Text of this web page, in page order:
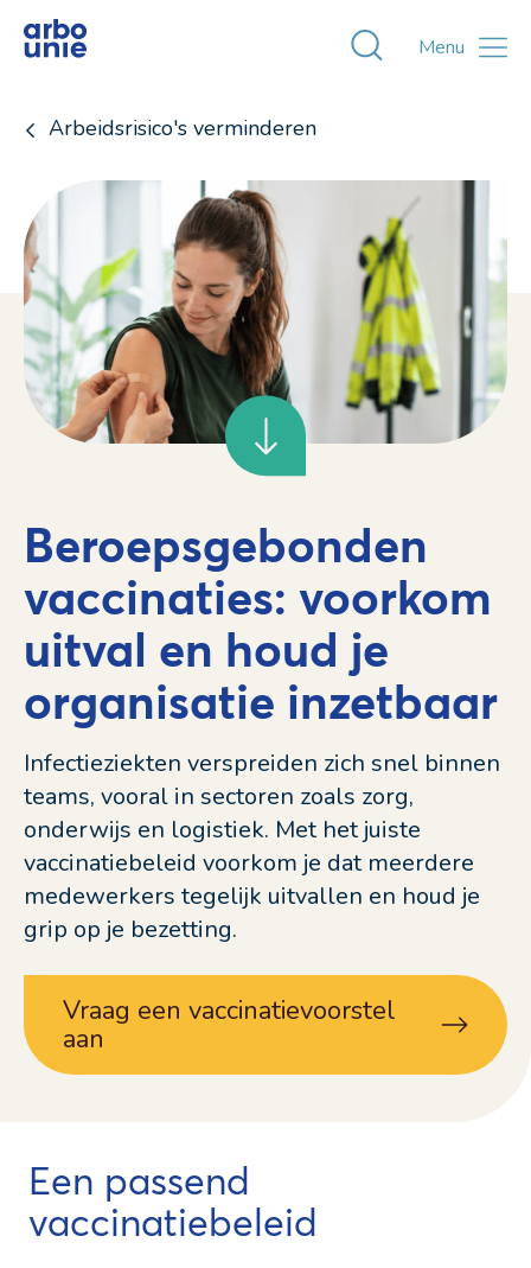
Toggle
Menu
Arbeidsrisico's verminderen
Beroepsgebonden
vaccinaties: voorkom
uitval en houd je
organisatie inzetbaar
Vraag een vaccinatievoorstel
aan
Infectieziekten verspreiden zich snel binnen
teams, vooral in sectoren zoals zorg,
onderwijs en logistiek. Met het juiste
vaccinatiebeleid voorkom je dat meerdere
medewerkers tegelijk uitvallen en houd je
grip op je bezetting.
Een passend
vaccinatiebeleid